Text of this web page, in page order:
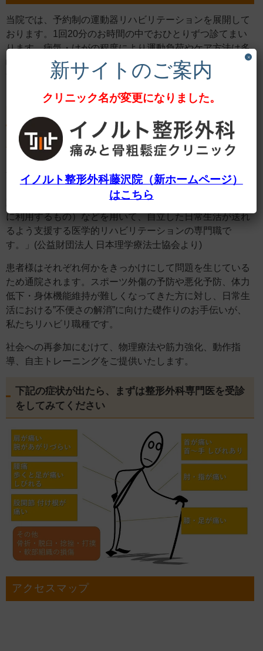
当院では、予約制の運動器リハビリテーションを展開して
おります。1回20分のお時間の中でおひとりずつ診てまい
ります。病気・けがの程度により運動負荷やケア方法は多
岐に渡りますので、年齢・体格・状態にあわせて「身体機
能の維持・回復」「可能な限りの社会復帰」「可能な限り
スポーツ競技復帰」を一緒に目指していきましょう。
理学療法士（Physical Therapist;PT）はどんな仕事
なのでしょうか。
「ケガや病気などで身体に障害のある人や障害の発生が予
測される人に対して、基本動作能力（座る、立つ、歩くな
ど）の回復や維持、および障害の悪化の予防を目的に、運
動療法や物理療法（温熱、電気等の物理的手段を治療目的
に利用するもの）などを用いて、自立した日常生活が送れ
るよう支援する医学的リハビリテーションの専門職で
す。」(公益財団法人 日本理学療法士協会より)
患者様はそれぞれ何かをきっかけにして問題を生じている
ため通院されます。スポーツ外傷の予防や悪化予防、体力
低下・身体機能維持が難しくなってきた方に対し、日常生
活における”不便さの解消”に向けた礎作りのお手伝いが、
私たちリハビリ職種です。
社会への再参加にむけて、物理療法や筋力強化、動作指
導、自主トレーニングをご提供いたします。
下記の症状が出たら、まずは整形外科専門医を受診
をしてみてください
アクセスマップ
新サイトのご案内
クリニック名が変更になりました。
イノルト整形外科藤沢院（新ホームページ）
はこちら
×